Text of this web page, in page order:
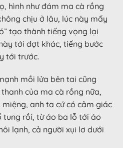
hình như đám ma cà rồng
chịu ở lâu, lúc này mấy
tạo thành tiếng vọng lại
tới đợt khác, tiếng bước
tới trước.
mồi lửa bên tai cũng
của ma cà rồng nữa,
anh ta cứ có cảm giác
tung rồi, từ áo ba lỗ tới áo
lạnh, cả người xụi lơ dưới